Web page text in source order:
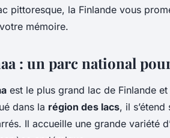
pittoresque, la Finlande vous
mémoire.
: un parc national
est le plus grand lac de Finlande
dans la région des lacs, il
Il accueille une grande variété